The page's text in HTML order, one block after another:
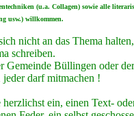
(u.a. Collagen) sowie alle
usw.) willkommen.
nicht an das Thema
schreiben.
Gemeinde Büllingen oder
darf mitmachen !
ein, einen Text-